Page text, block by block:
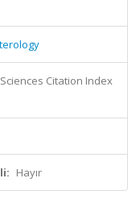
Citation Index
Hayır